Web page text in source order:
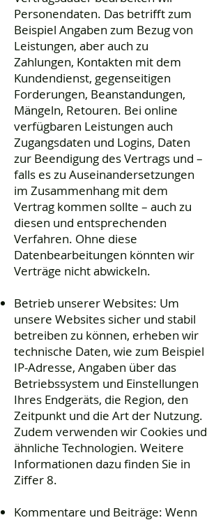
Personendaten. Das betrifft zum
Beispiel Angaben zum Bezug von
Leistungen, aber auch zu
Zahlungen, Kontakten mit dem
Kundendienst, gegenseitigen
Forderungen, Beanstandungen,
Mängeln, Retouren. Bei online
verfügbaren Leistungen auch
Zugangsdaten und Logins, Daten
zur Beendigung des Vertrags und –
falls es zu Auseinandersetzungen
im Zusammenhang mit dem
Vertrag kommen sollte – auch zu
diesen und entsprechenden
Verfahren. Ohne diese
Datenbearbeitungen könnten wir
Verträge nicht abwickeln.
Betrieb unserer Websites: Um
unsere Websites sicher und stabil
betreiben zu können, erheben wir
technische Daten, wie zum Beispiel
IP-Adresse, Angaben über das
Betriebssystem und Einstellungen
Ihres Endgeräts, die Region, den
Zeitpunkt und die Art der Nutzung.
Zudem verwenden wir Cookies und
ähnliche Technologien. Weitere
Informationen dazu finden Sie in
Ziffer 8.
Kommentare und Beiträge: Wenn